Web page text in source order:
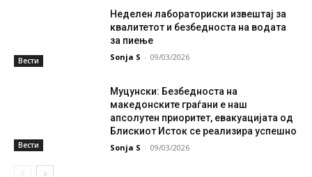
Вести
Неделен лабораториски извештај за
квалитетот и безбедноста на водата
за пиење
Sonja S - 09/03/2026
Вести
Муцунски: Безбедноста на
македонските граѓани е наш
апсолутен приоритет, евакуацијата од
Блискиот Исток се реализира успешно
Sonja S - 09/03/2026